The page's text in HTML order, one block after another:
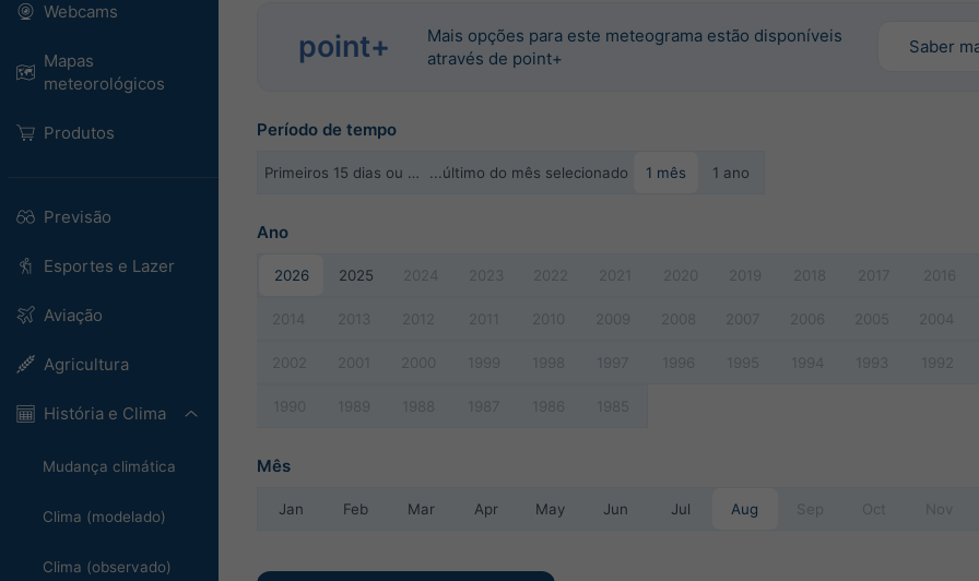
Webcams
Mapas
meteorológicos
Produtos
Previsão
Esportes e Lazer
Aviação
Agricultura
História e Clima
Mudança climática
Clima (modelado)
Clima (observado)
point+
Mais opções para este meteograma estão disponíveis
através de point+
Saber
Período de tempo
Primeiros 15 dias ou … ...último do mês selecionado 1 mês 1 ano
Ano
2026 2025 2024 2023 2022 2021 2020 2019 2018 2017 2016
2014 2013 2012 2011 2010 2009 2008 2007 2006 2005 2004
2002 2001 2000 1999 1998 1997 1996 1995 1994 1993 1992
1990 1989 1988 1987 1986 1985
Mês
Jan Feb Mar Apr May Jun Jul Aug Sep Oct Nov